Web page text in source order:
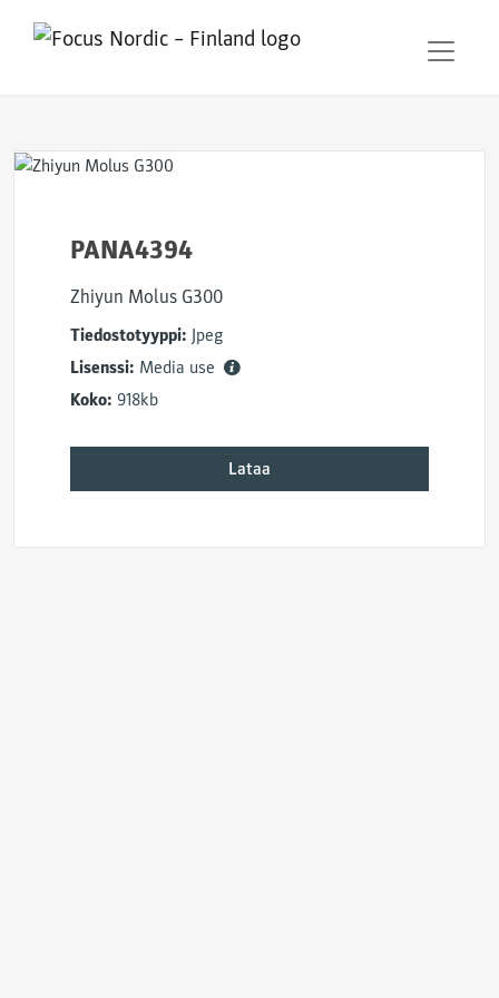
PANA4394
Zhiyun Molus G300
Tiedostotyyppi: Jpeg
Lisenssi: Media use
Koko: 918kb
Lataa